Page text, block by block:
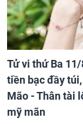
Tử vi thứ Ba
tiền bạc đầy
Mão - Thân tài
mỹ mãn